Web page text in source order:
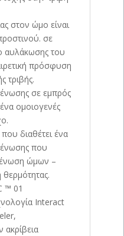
στον ώμο είναι
σε
αυλάκωσης του
πρόσφυση
τριβής.
σε εμπρός
ομοιογενές
διαθέτει ένα
ένωσης που
ένωση ώμων –
™ 01
Interact